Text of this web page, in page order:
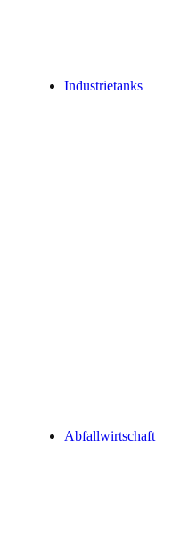
Industrietanks
Abfallwirtschaft